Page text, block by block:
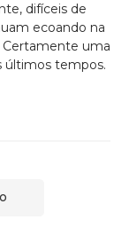
difíceis de
ecoando na
uma
últimos tempos.